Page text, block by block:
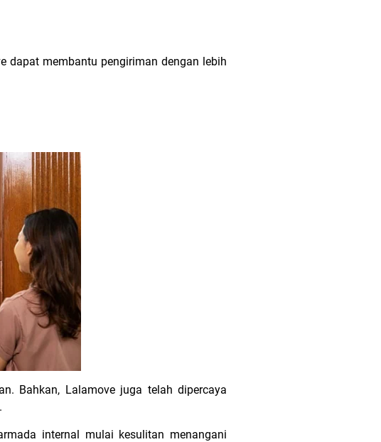
dapat membantu pengiriman dengan lebih
Bahkan, Lalamove juga telah dipercaya
internal mulai kesulitan menangani